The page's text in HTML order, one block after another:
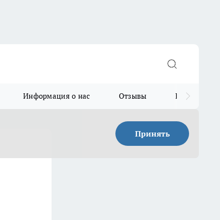
Информация о нас Отзывы Прайс для
Принять